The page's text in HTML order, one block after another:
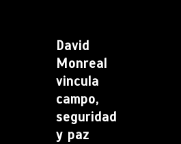
David
Monreal
vincula
campo,
seguridad
y paz